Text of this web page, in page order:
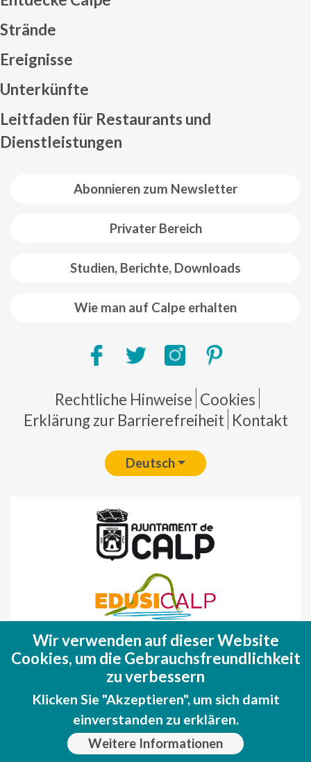
Abonnieren zum Newsletter
Privater Bereich
Studien, Berichte, Downloads
Wie man auf Calpe erhalten
Strände
Ereignisse
Unterkünfte
Leitfaden für Restaurants und
Dienstleistungen
Pie de página
Rechtliche Hinweise Cookies
Erklärung zur Barrierefreiheit Kontakt
Deutsch
Fondo Europeo de Desarrollo Regional
(FEDER)
Una manera de hacer EUROPA
Wir verwenden auf dieser Website
Cookies, um die Gebrauchsfreundlichkeit
zu verbessern
Klicken Sie "Akzeptieren", um sich damit
einverstanden zu erklären.
Weitere Informationen